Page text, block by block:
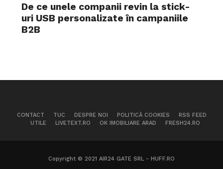
De ce unele companii revin la stick-
uri USB personalizate în campaniile
B2B
CONTACT TUC DESPRE NOI POLITICĂ COOKIES
RSS FEED
UTILE
LIVETEXT.RO OK IMOBILIARE ARAD FRESH24.RO
Copyright © 2021 AIR24 GATE SRL - HUFF.RO